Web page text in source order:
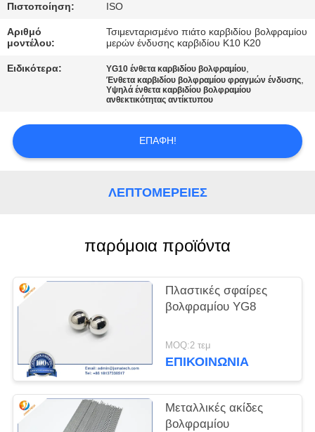
ΕΙΔΉΣΕΙΣ
ΠΕΡΙΠΤΏΣΕΙΣ
ΈΝΑ
ΑΠΌΣΠΑΣΜΑ
PRIVACY
Πιστοποίηση: ISO
Αριθμό
μοντέλου:
Τσιμενταρισμένο πιάτο καρβιδίου βολφραμίου
μερών ένδυσης καρβιδίου K10 K20
Ειδικότερα: YG10 ένθετα καρβιδίου βολφραμίου,
Ένθετα καρβιδίου βολφραμίου φραγμών ένδυσης,
Υψηλά ένθετα καρβιδίου βολφραμίου
ανθεκτικότητας αντίκτυπου
ΕΠΑΦΉ!
ΛΕΠΤΟΜΈΡΕΙΕΣ
παρόμοια προϊόντα
Πλαστικές σφαίρες
βολφραμίου YG8
MOQ:2 τεμ
ΕΠΙΚΟΙΝΩΝΊΑ
Μεταλλικές ακίδες
βολφραμίου